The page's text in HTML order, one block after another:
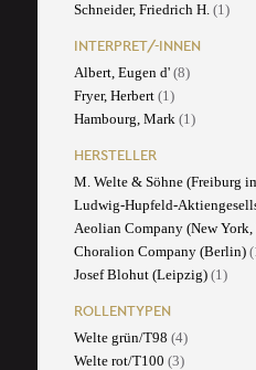
Schneider, Friedrich H. (1)
INTERPRET/-INNEN
Albert, Eugen d' (8)
Fryer, Herbert (1)
Hambourg, Mark (1)
HERSTELLER
M. Welte & Söhne (Freiburg
Ludwig-Hupfeld-
Aeolian Company (New York,
Choralion Company (Berlin)
Josef Blohut (Leipzig) (1)
ROLLENTYPEN
Welte grün/T98 (4)
Welte rot/T100 (3)